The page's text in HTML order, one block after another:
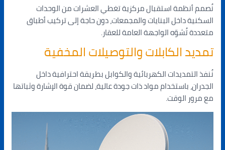
نُصمم أنظمة استقبال مركزية تغطي العشرات من الوحدات
السكنية داخل البنايات والمجمعات، دون حاجة إلى تركيب أطباق
متعددة تُشوّه الواجهة العامة للعقار.
تمديد الكابلات والتوصيلات المخفية
نُنفذ التمديدات الكهربائية والكوابل بطريقة احترافية داخل
الجدران، باستخدام مواد ذات جودة عالية، لضمان قوة الإشارة وثباتها
مع مرور الوقت.